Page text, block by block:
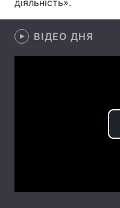
Зброя
Здоров'я
діяльність».
ВІДЕО ДНЯ